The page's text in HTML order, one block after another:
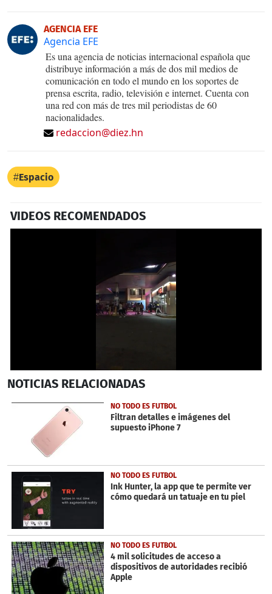
AGENCIA EFE
Agencia EFE
Es una agencia de noticias internacional española que
distribuye información a más de dos mil medios de
comunicación en todo el mundo en los soportes de
prensa escrita, radio, televisión e internet. Cuenta con
una red con más de tres mil periodistas de 60
nacionalidades.
redaccion@diez.hn
Espacio
VIDEOS RECOMENDADOS
seconds
47
NOTICIAS RELACIONADAS
NO TODO ES FUTBOL
Filtran detalles e imágenes del
supuesto iPhone 7
NO TODO ES FUTBOL
Ink Hunter, la app que te permite ver
cómo quedará un tatuaje en tu piel
NO TODO ES FUTBOL
4 mil solicitudes de acceso a
dispositivos de autoridades recibió
Apple